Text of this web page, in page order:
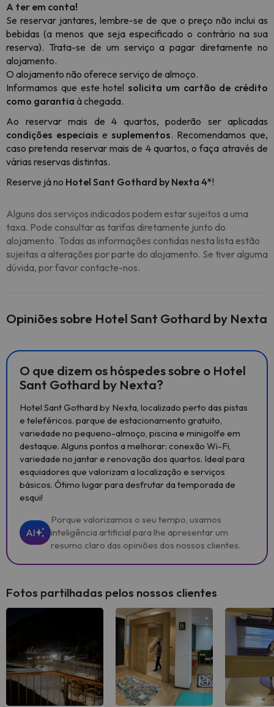
A ter em conta!
Se reservar jantares, lembre-se de que o preço não inclui as
bebidas (a menos que seja especificado o contrário na sua
reserva). Trata-se de um serviço a pagar diretamente no
alojamento.
O alojamento não oferece serviço de almoço.
Informamos que este hotel solicita um cartão de crédito
como garantia à chegada.
Ao reservar mais de 4 quartos, poderão ser aplicadas
condições especiais e suplementos. Recomendamos que,
caso pretenda reservar mais de 4 quartos, o faça através de
várias reservas distintas.
Reserve já no Hotel Sant Gothard by Nexta 4*!
Alguns dos serviços indicados podem estar sujeitos a uma
taxa. Pode consultar as tarifas diretamente junto do
alojamento. Todas as informações contidas nesta lista estão
sujeitas a alterações por parte do alojamento. Se tiver alguma
dúvida, por favor contacte-nos.
Opiniões sobre Hotel Sant Gothard by Nexta
O que dizem os hóspedes sobre o Hotel
Sant Gothard by Nexta?
Hotel Sant Gothard by Nexta, localizado perto das pistas
e teleféricos. parque de estacionamento gratuito,
variedade no pequeno-almoço, piscina e minigolfe em
destaque. Alguns pontos a melhorar: conexão Wi-Fi,
variedade no jantar e renovação dos quartos. Ideal para
esquiadores que valorizam a localização e serviços
básicos. Ótimo lugar para desfrutar da temporada de
esqui!
AI
Porque valorizamos o seu tempo, usamos
inteligência artificial para lhe apresentar um
resumo claro das opiniões dos nossos clientes.
Fotos partilhadas pelos nossos clientes